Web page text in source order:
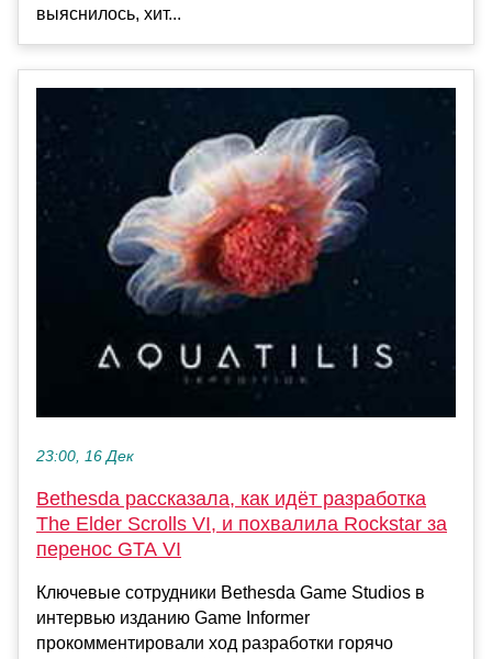
выяснилось, хит...
23:00, 16 Дек
Bethesda рассказала, как идёт разработка
The Elder Scrolls VI, и похвалила Rockstar за
перенос GTA VI
Ключевые сотрудники Bethesda Game Studios в
интервью изданию Game Informer
прокомментировали ход разработки горячо